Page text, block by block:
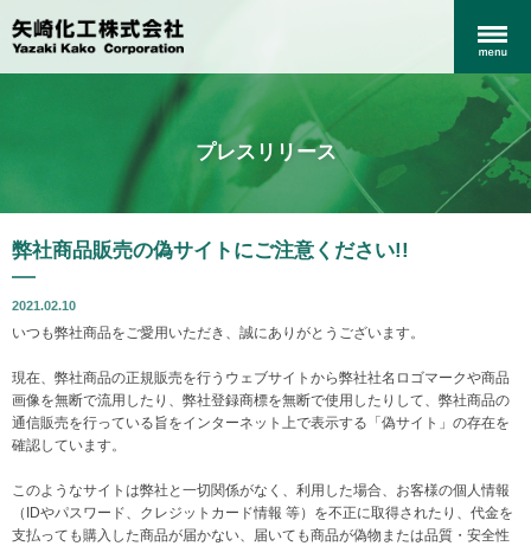
プレスリリース
弊社商品販売の偽サイトにご注意ください!!
2021.02.10
いつも弊社商品をご愛用いただき、誠にありがとうございます。
現在、弊社商品の正規販売を行うウェブサイトから弊社社名ロゴマークや商品
画像を無断で流用したり、弊社登録商標を無断で使用したりして、弊社商品の
通信販売を行っている旨をインターネット上で表示する「偽サイト」の存在を
確認しています。
このようなサイトは弊社と一切関係がなく、利用した場合、お客様の個人情報
（IDやパスワード、クレジットカード情報 等）を不正に取得されたり、代金を
支払っても購入した商品が届かない、届いても商品が偽物または品質・安全性